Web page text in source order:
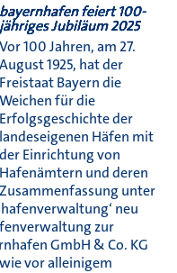
bayernhafen feiert 100-
jähriges Jubiläum 2025
Vor 100 Jahren, am 27.
August 1925, hat der
Freistaat Bayern die
Weichen für die
Erfolgsgeschichte der
landeseigenen Häfen mit
der Einrichtung von
Hafenämtern und deren
Zusammenfassung unter
neu
zur
GmbH & Co. KG
vor alleinigem